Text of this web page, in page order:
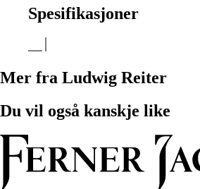
Spesifikasjoner
Mer fra Ludwig Reiter
Du vil også kanskje like